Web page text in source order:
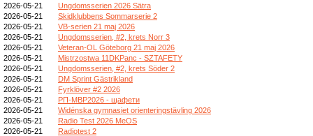
2026-05-21
Ungdomsserien 2026 Sätra
2026-05-21
Skidklubbens Sommarserie 2
2026-05-21
VB-serien 21 maj 2026
2026-05-21
Ungdomsserien, #2, krets Norr 3
2026-05-21
Veteran-OL Göteborg 21 maj 2026
2026-05-21
Mistrzostwa 11DKPanc - SZTAFETY
2026-05-21
Ungdomsserien, #2, krets Söder 2
2026-05-21
DM Sprint Gästrikland
2026-05-21
Fyrklöver #2 2026
2026-05-21
РП-МВР2026 - щафети
2026-05-21
Widénska gymnasiet orienteringstävling 2026
2026-05-21
Radio Test 2026 MeOS
2026-05-21
Radiotest 2